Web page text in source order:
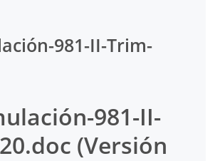
981-II-Trim-
981-II-
(Versión